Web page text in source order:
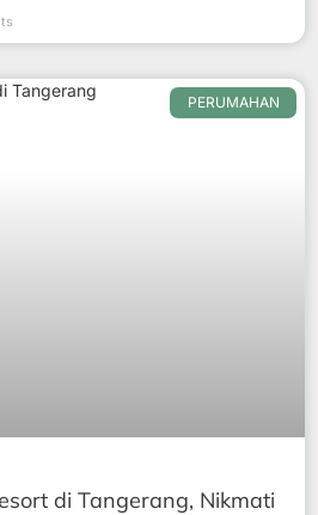
PERUMAHAN
di Tangerang, Nikmati